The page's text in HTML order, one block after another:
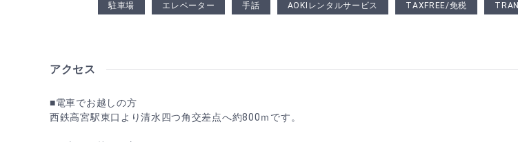
駐車場 エレベーター 手話 AOKIレンタルサービス TAXFREE/免税
アクセス
■電車でお越しの方
西鉄高宮駅東口より清水四つ角交差点へ約800ｍです。